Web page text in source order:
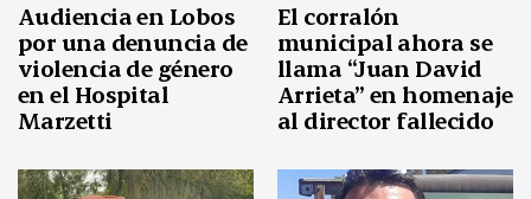
Audiencia en Lobos
por una denuncia de
violencia de género
en el Hospital
Marzetti
El corralón
municipal ahora se
llama “Juan David
Arrieta” en homenaje
al director fallecido